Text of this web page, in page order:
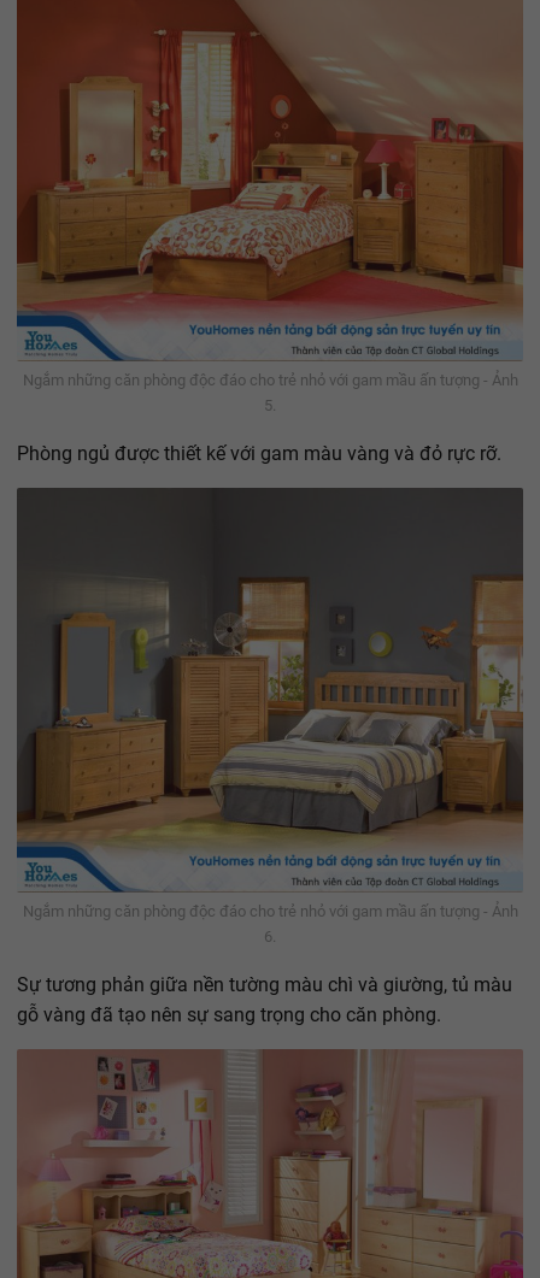
Ngắm những căn phòng độc đáo cho trẻ nhỏ với gam mầu ấn tượng - Ảnh
5.
Phòng ngủ được thiết kế với gam màu vàng và đỏ rực rỡ.
Ngắm những căn phòng độc đáo cho trẻ nhỏ với gam mầu ấn tượng - Ảnh
6.
Sự tương phản giữa nền tường màu chì và giường, tủ màu
gỗ vàng đã tạo nên sự sang trọng cho căn phòng.